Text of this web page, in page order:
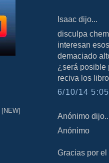
[NEW]
Isaac dijo...
disculpa
interesan
demaciado
¿será posible
reciva los
6/10/14
Anónimo
Anónimo
Gracias por